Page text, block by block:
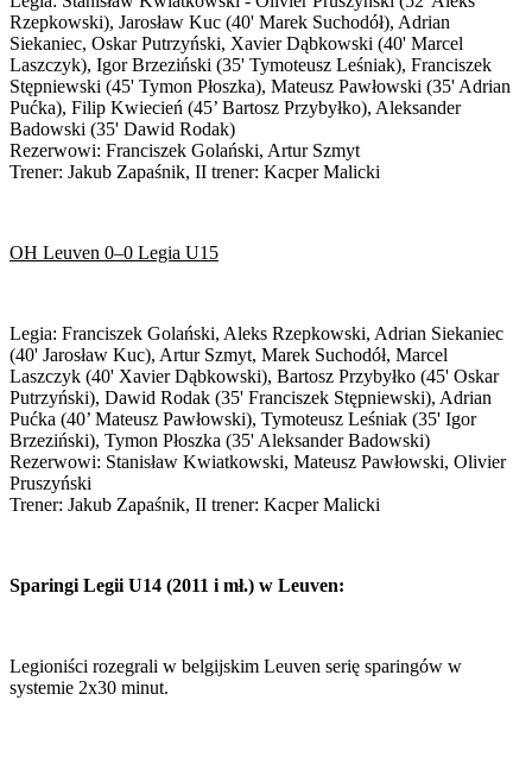
Rzepkowski), Jarosław Kuc (40' Marek Suchodół), Adrian
Siekaniec, Oskar Putrzyński, Xavier Dąbkowski (40' Marcel
Laszczyk), Igor Brzeziński (35' Tymoteusz Leśniak), Franciszek
Stępniewski (45' Tymon Płoszka), Mateusz Pawłowski (35' Adrian
Pućka), Filip Kwiecień (45’ Bartosz Przybyłko), Aleksander
Badowski (35' Dawid Rodak)
Rezerwowi: Franciszek Golański, Artur Szmyt
Trener: Jakub Zapaśnik, II trener: Kacper Malicki
OH Leuven 0–0 Legia U15
Legia: Franciszek Golański, Aleks Rzepkowski, Adrian Siekaniec
(40' Jarosław Kuc), Artur Szmyt, Marek Suchodół, Marcel
Laszczyk (40' Xavier Dąbkowski), Bartosz Przybyłko (45' Oskar
Putrzyński), Dawid Rodak (35' Franciszek Stępniewski), Adrian
Pućka (40’ Mateusz Pawłowski), Tymoteusz Leśniak (35' Igor
Brzeziński), Tymon Płoszka (35' Aleksander Badowski)
Rezerwowi: Stanisław Kwiatkowski, Mateusz Pawłowski, Olivier
Pruszyński
Trener: Jakub Zapaśnik, II trener: Kacper Malicki
Sparingi Legii U14 (2011 i mł.) w Leuven:
Legioniści rozegrali w belgijskim Leuven serię sparingów w
systemie 2x30 minut.